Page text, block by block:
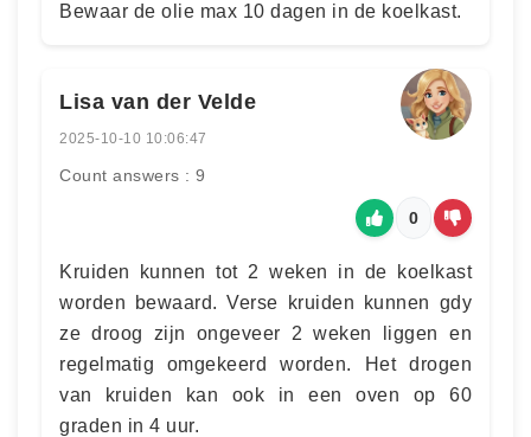
Bewaar de olie max 10 dagen in de koelkast.
Lisa van der Velde
2025-10-10 10:06:47
Count answers : 9
0
Kruiden kunnen tot 2 weken in de koelkast
worden bewaard. Verse kruiden kunnen gdy
ze droog zijn ongeveer 2 weken liggen en
regelmatig omgekeerd worden. Het drogen
van kruiden kan ook in een oven op 60
graden in 4 uur.